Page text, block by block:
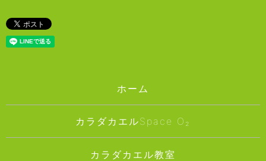
ホーム
カラダカエルSpace O₂
カラダカエル教室